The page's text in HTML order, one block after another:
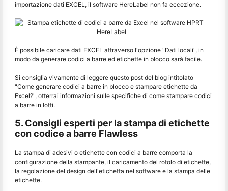
importazione dati EXCEL, il software HereLabel non fa eccezione.
È possibile caricare dati EXCEL attraverso l'opzione "Dati locali", in
modo da generare codici a barre ed etichette in blocco sarà facile.
Si consiglia vivamente di leggere questo post del blog intitolato
"Come generare codici a barre in blocco e stampare etichette da
Excel?", otterrai informazioni sulle specifiche di come stampare codici
a barre in lotti.
5. Consigli esperti per la stampa di etichette
con codice a barre Flawless
La stampa di adesivi o etichette con codici a barre comporta la
configurazione della stampante, il caricamento del rotolo di etichette,
la regolazione del design dell'etichetta nel software e la stampa delle
etichette.